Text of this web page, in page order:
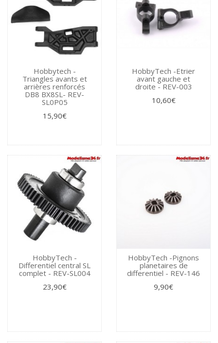
Hobbytech -
Triangles avants et
arrières renforcés
DB8 BX8SL- REV-
SL0P05
15,90€
HobbyTech -Etrier
avant gauche et
droite - REV-003
10,60€
HobbyTech -
Differentiel central SL
complet - REV-SL004
23,90€
HobbyTech -Pignons
planetaires de
differentiel - REV-146
9,90€